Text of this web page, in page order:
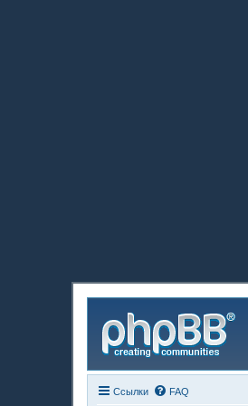
Ссылки FAQ